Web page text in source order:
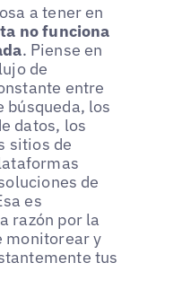
a tener en
no funciona
. Piense en
de
entre
búsqueda, los
datos, los
sitios de
de
es
razón por la
monitorear y
tus